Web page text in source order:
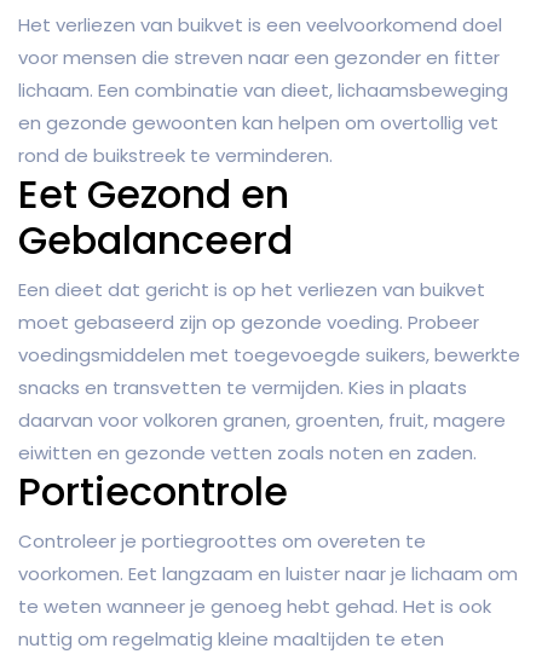
Het verliezen van buikvet is een veelvoorkomend doel
voor mensen die streven naar een gezonder en fitter
lichaam. Een combinatie van dieet, lichaamsbeweging
en gezonde gewoonten kan helpen om overtollig vet
rond de buikstreek te verminderen.
Eet Gezond en
Gebalanceerd
Een dieet dat gericht is op het verliezen van buikvet
moet gebaseerd zijn op gezonde voeding. Probeer
voedingsmiddelen met toegevoegde suikers, bewerkte
snacks en transvetten te vermijden. Kies in plaats
daarvan voor volkoren granen, groenten, fruit, magere
eiwitten en gezonde vetten zoals noten en zaden.
Portiecontrole
Controleer je portiegroottes om overeten te
voorkomen. Eet langzaam en luister naar je lichaam om
te weten wanneer je genoeg hebt gehad. Het is ook
nuttig om regelmatig kleine maaltijden te eten